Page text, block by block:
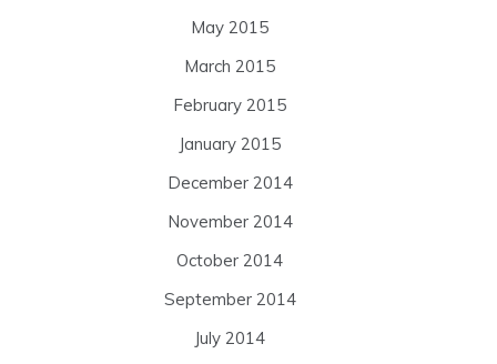
May 2015
March 2015
February 2015
January 2015
December 2014
November 2014
October 2014
September 2014
July 2014